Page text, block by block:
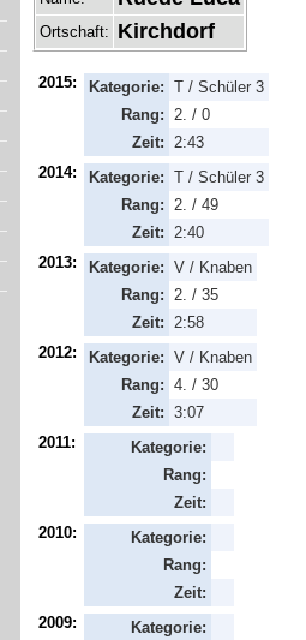
Ortschaft: Kirchdorf
2015: Kategorie: T / Schüler 3
Rang:
2. / 0
Zeit:
2:43
2014:
Kategorie: T / Schüler 3
Rang:
2. / 49
Zeit:
2:40
2013:
Kategorie: V / Knaben
Rang:
2. / 35
Zeit:
2:58
2012:
Kategorie: V / Knaben
Rang: 4. / 30
Zeit: 3:07
2011:
Kategorie:
Rang:
Zeit:
2010:
Kategorie:
Rang:
Zeit:
2009:
Kategorie: